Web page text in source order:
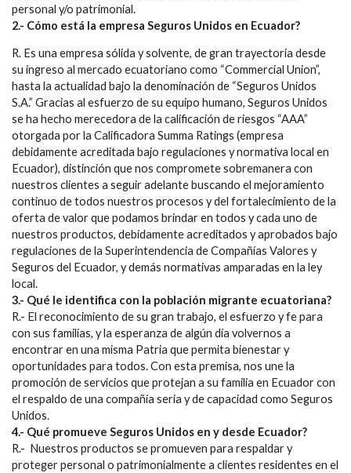
personal y/o patrimonial.
2.- Cómo está la empresa Seguros Unidos en Ecuador?
R. Es una empresa sólida y solvente, de gran trayectoria desde
su ingreso al mercado ecuatoriano como “Commercial Union”,
hasta la actualidad bajo la denominación de “Seguros Unidos
S.A.” Gracias al esfuerzo de su equipo humano, Seguros Unidos
se ha hecho merecedora de la calificación de riesgos “AAA”
otorgada por la Calificadora Summa Ratings (empresa
debidamente acreditada bajo regulaciones y normativa local en
Ecuador), distinción que nos compromete sobremanera con
nuestros clientes a seguir adelante buscando el mejoramiento
continuo de todos nuestros procesos y del fortalecimiento de la
oferta de valor que podamos brindar en todos y cada uno de
nuestros productos, debidamente acreditados y aprobados bajo
regulaciones de la Superintendencia de Compañías Valores y
Seguros del Ecuador, y demás normativas amparadas en la ley
local.
3.- Qué le identifica con la población migrante ecuatoriana?
R.- El reconocimiento de su gran trabajo, el esfuerzo y fe para
con sus familias, y la esperanza de algún día volvernos a
encontrar en una misma Patria que permita bienestar y
oportunidades para todos. Con esta premisa, nos une la
promoción de servicios que protejan a su familia en Ecuador con
el respaldo de una compañía seria y de capacidad como Seguros
Unidos.
4.- Qué promueve Seguros Unidos en y desde Ecuador?
R.- Nuestros productos se promueven para respaldar y
proteger personal o patrimonialmente a clientes residentes en el